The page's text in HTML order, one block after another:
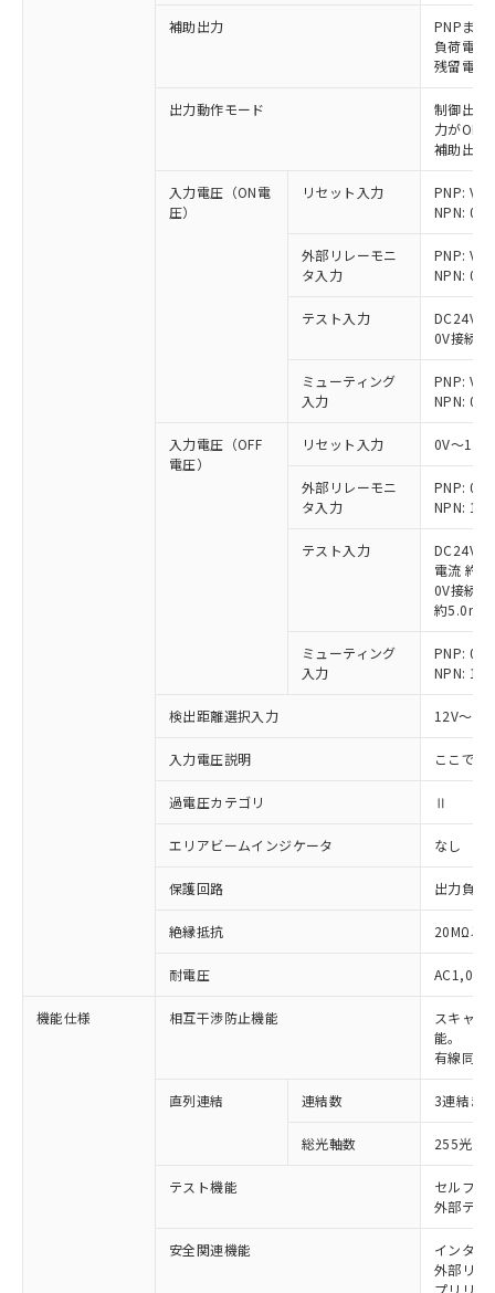
補助出力
PNPまた
負荷電流
残留電圧
出力動作モード
制御出力
力がON)
補助出力
入力電圧（ON電
圧）
リセット入力
PNP: Vs-
NPN: 0
外部リレーモニ
タ入力
PNP: Vs-
NPN: 0
テスト入力
DC24V
0V接続
ミューティング
入力
PNP: Vs-
NPN: 0
入力電圧（OFF
電圧）
リセット入力 0V～1/
外部リレーモニ
タ入力
PNP: 0V
NPN: 1/
テスト入力
DC24V
電流 約
0V接続
約5.0mA
ミューティング
入力
PNP: 0V
NPN: 1/
検出距離選択入力 12V～Vs
入力電圧説明 ここでの
過電圧カテゴリ Ⅱ
エリアビームインジケータ なし
保護回路 出力負荷
絶縁抵抗 20MΩ以
耐電圧
機能仕様 相互干渉防止機能
スキャ
能。
有線同期
直列連結 連結数 3連結ま
総光軸数 255光軸
テスト機能
セルフテ
外部テス
安全関連機能
インター
外部リレ
プリリセ
ご利用条件
※1 対応状況
対応済み：EU RoHS指令（10物質）の
非含有に対応した製品が提供可能な商品で
有に対応した製品に切り替える予定のある